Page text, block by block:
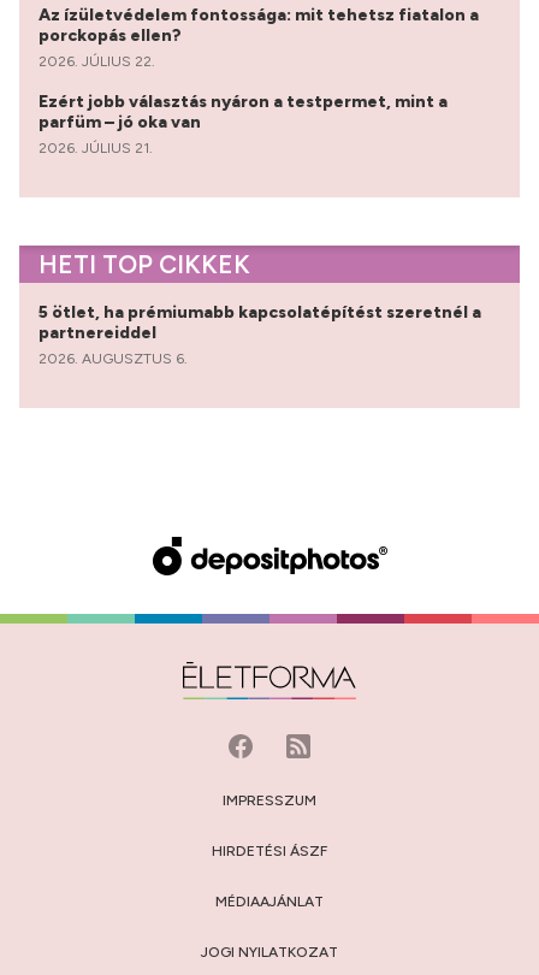
Az ízületvédelem fontossága: mit tehetsz fiatalon a
porckopás ellen?
2026. JÚLIUS 22.
Ezért jobb választás nyáron a testpermet, mint a
parfüm – jó oka van
2026. JÚLIUS 21.
HETI TOP CIKKEK
5 ötlet, ha prémiumabb kapcsolatépítést szeretnél a
partnereiddel
2026. AUGUSZTUS 6.
IMPRESSZUM
HIRDETÉSI ÁSZF
MÉDIAAJÁNLAT
JOGI NYILATKOZAT